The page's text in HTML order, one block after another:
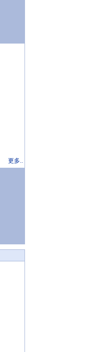
更多..